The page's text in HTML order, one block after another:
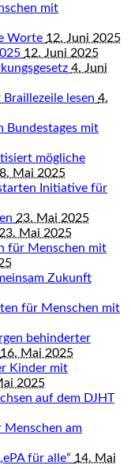
mit
Worte 12. Juni 2025
12. Juni 2025
4. Juni
lesen 4.
Bundestages mit
mögliche
Mai 2025
Initiative für
23. Mai 2025
23. Mai 2025
für Menschen mit
Zukunft
für Menschen mit
behinderter
16. Mai 2025
Kinder mit
2025
auf dem DJHT
Menschen am
für alle“ 14. Mai